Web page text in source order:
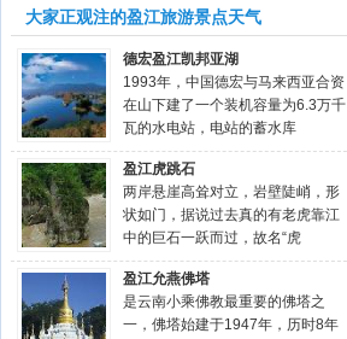
大家正观注的盈江旅游景点天气
德宏盈江凯邦亚湖
1993年，中国德宏与马来西亚合资
在山下建了一个装机容量为6.3万千
瓦的水电站，电站的蓄水库
盈江虎跳石
两岸悬崖高耸对立，岩壁陡峭，形
状如门，据说过去真的有老虎靠江
中的巨石一跃而过，故名“虎
盈江允燕佛塔
是云南小乘佛教最重要的佛塔之
一，佛塔始建于1947年，历时8年